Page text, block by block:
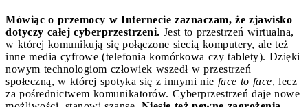
Mówiąc o przemocy w Internecie zaznaczam, że zjawisko
dotyczy całej cyberprzestrzeni. Jest to przestrzeń wirtualna,
w której komunikują się połączone siecią komputery, ale też
inne media cyfrowe (telefonia komórkowa czy tablety). Dzięki
nowym technologiom człowiek wszedł w przestrzeń
społeczną, w której spotyka się z innymi nie face to face, lecz
za pośrednictwem komunikatorów. Cyberprzestrzeń daje nowe